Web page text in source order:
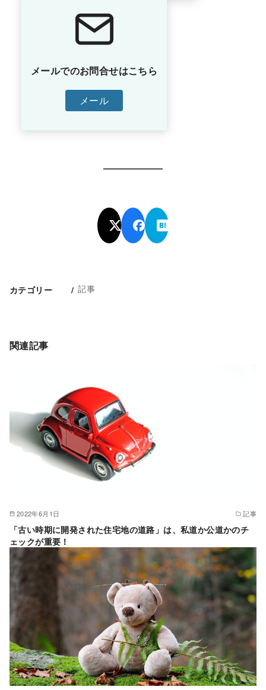
メールでのお問合せはこちら
メール
カテゴリー 記事
関連記事
2022年6月1日 記事
「古い時期に開発された住宅地の道路」は、私道か公道かのチ
ェックが重要！